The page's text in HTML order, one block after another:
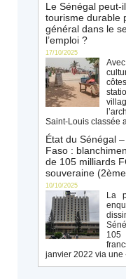
Le Sénégal peut-
tourisme durable
général dans le
l’emploi ?
17/10/2025
Saint-Louis classée
État du Sénégal
Faso :
de 105 milliards
souveraine
10/10/2025
La
105
janvier 2022 via une